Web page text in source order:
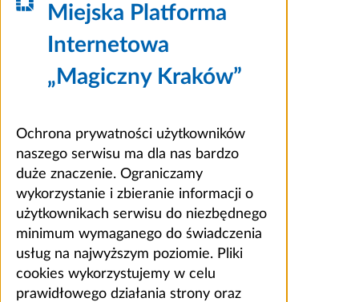
Miejska Platforma
Internetowa
„Magiczny Kraków”
Ochrona prywatności użytkowników
naszego serwisu ma dla nas bardzo
duże znaczenie. Ograniczamy
wykorzystanie i zbieranie informacji o
użytkownikach serwisu do niezbędnego
minimum wymaganego do świadczenia
usług na najwyższym poziomie. Pliki
cookies wykorzystujemy w celu
prawidłowego działania strony oraz